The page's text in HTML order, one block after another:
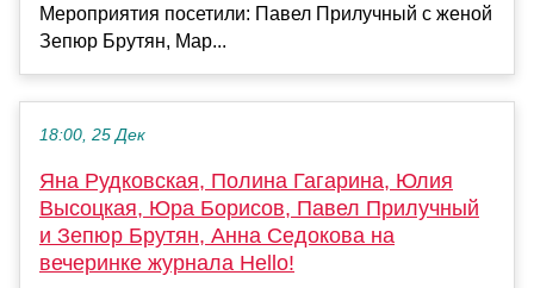
Мероприятия посетили: Павел Прилучный с женой
Зепюр Брутян, Мар...
18:00, 25 Дек
Яна Рудковская, Полина Гагарина, Юлия
Высоцкая, Юра Борисов, Павел Прилучный
и Зепюр Брутян, Анна Седокова на
вечеринке журнала Hello!